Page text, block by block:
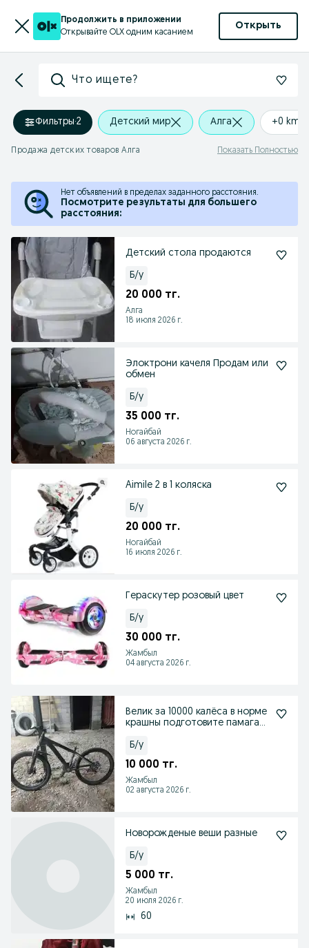
Продолжить в приложении
Открывайте OLX одним касанием
Открыть
Что ищете?
Фильтры·2 Детский мир Алга +0 km
Продажа детских товаров Алга Показать Полностью
Нет объявлений в пределах заданного расстояния.
Посмотрите результаты для большего
расстояния:
Детский стола продаются
Б/у
20 000 тг.
Алга
18 июля 2026 г.
Элоктрони качеля Продам или
обмен
Б/у
35 000 тг.
Ногайбай
06 августа 2026 г.
Aimile 2 в 1 коляска
Б/у
20 000 тг.
Ногайбай
16 июля 2026 г.
Гераскутер розовый цвет
Б/у
30 000 тг.
Жамбыл
04 августа 2026 г.
Велик за 10000 калёса в норме
крашны подготовите памагал
Б/у
10 000 тг.
Жамбыл
02 августа 2026 г.
Новорожденые веши разные
Б/у
5 000 тг.
Жамбыл
20 июля 2026 г.
60